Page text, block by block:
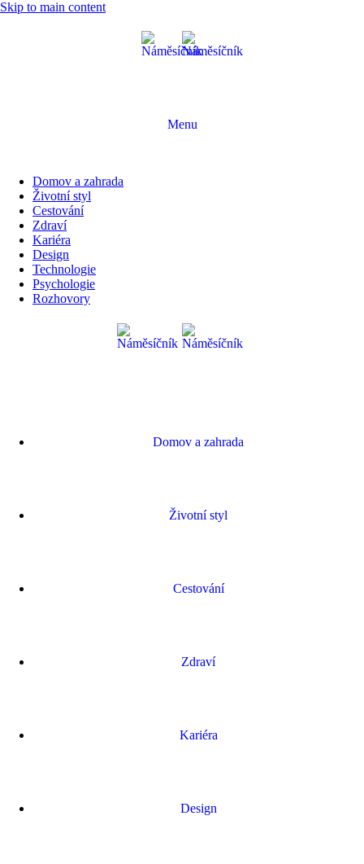
Skip to main content
Menu
Domov a zahrada
Životní styl
Cestování
Zdraví
Kariéra
Design
Technologie
Psychologie
Rozhovory
Domov a zahrada
Životní styl
Cestování
Zdraví
Kariéra
Design